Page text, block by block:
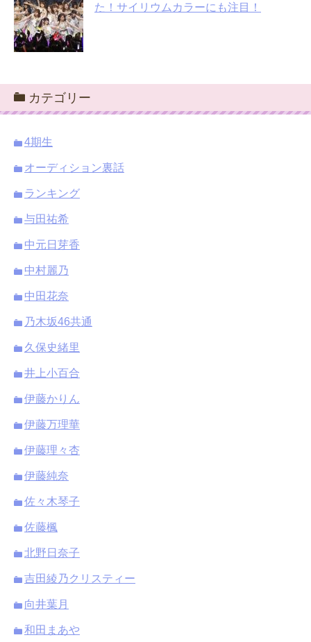
た！サイリウムカラーにも注目！
カテゴリー
4期生
オーディション裏話
ランキング
与田祐希
中元日芽香
中村麗乃
中田花奈
乃木坂46共通
久保史緒里
井上小百合
伊藤かりん
伊藤万理華
伊藤理々杏
伊藤純奈
佐々木琴子
佐藤楓
北野日奈子
吉田綾乃クリスティー
向井葉月
和田まあや